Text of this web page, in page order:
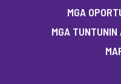
MGA
MGA